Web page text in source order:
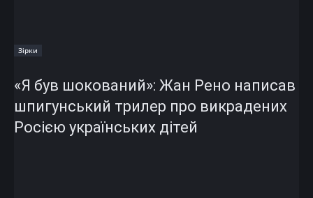
Зірки
«Я був шокований»: Жан Рено написав
шпигунський трилер про викрадених
Росією українських дітей